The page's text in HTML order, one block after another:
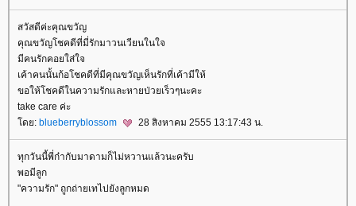
สวัสดีค่ะคุณขวัญ
คุณขวัญโชคดีที่มี่รักมาวนเวียนในใจ
มีคนรักคอยใส่ใจ
เค้าคนนั้นก้อโชคดีที่มีคุณขวัญเห็นรักที่เค้ามีให้
ขอให้โชคดีในความรักและหายป่วยเร็วๆนะคะ
take care ค่ะ
ดย: blueberryblossom 28 สิงหาคม 2555 13:17:43 น.
ทุกวันนี้พี่ก๋ากับมาดามก็ไม่หวานแล้วนะครับ
พอมีลูก
"ความรัก" ถูกถ่ายเทไปยังลูกหมด